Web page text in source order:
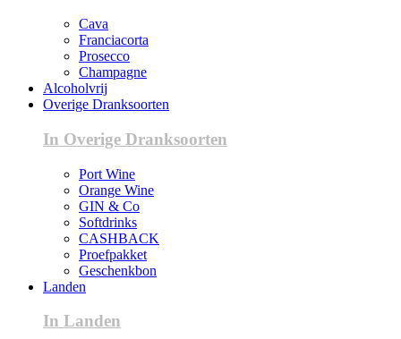
Cava
Franciacorta
Prosecco
Champagne
Alcoholvrij
Overige Dranksoorten
In Overige Dranksoorten
Port Wine
Orange Wine
GIN & Co
Softdrinks
CASHBACK
Proefpakket
Geschenkbon
Landen
In Landen